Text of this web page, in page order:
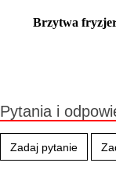
Brzytwa
Pytania i
Zadaj pytanie